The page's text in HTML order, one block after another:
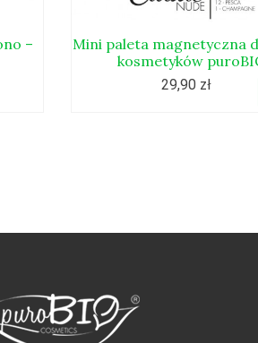
–
Mini paleta magnetyczna
kosmetyków
29,90 zł